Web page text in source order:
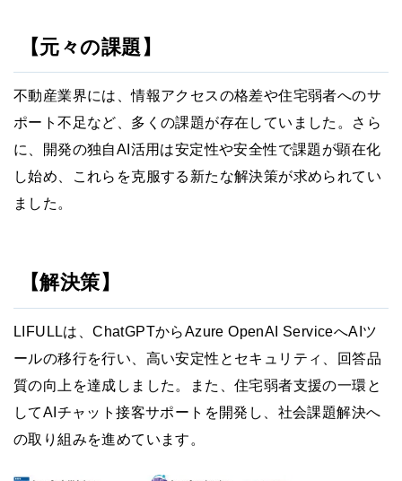
【元々の課題】
不動産業界には、情報アクセスの格差や住宅弱者へのサ
ポート不足など、多くの課題が存在していました。さら
に、開発の独自AI活用は安定性や安全性で課題が顕在化
し始め、これらを克服する新たな解決策が求められてい
ました。
【解決策】
LIFULLは、ChatGPTからAzure OpenAI ServiceへAIツ
ールの移行を行い、高い安定性とセキュリティ、回答品
質の向上を達成しました。また、住宅弱者支援の一環と
してAIチャット接客サポートを開発し、社会課題解決へ
の取り組みを進めています。